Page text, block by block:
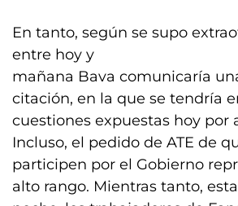
En tanto, según se supo
entre hoy y
mañana Bava comunicaría
citación, en la que se tendría
cuestiones expuestas hoy por
Incluso, el pedido de ATE de
participen por el Gobierno
alto rango. Mientras tanto, esta